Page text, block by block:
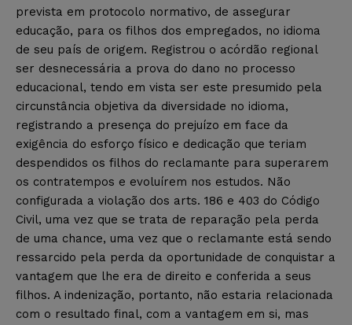
prevista em protocolo normativo, de assegurar
educação, para os filhos dos empregados, no idioma
de seu país de origem. Registrou o acórdão regional
ser desnecessária a prova do dano no processo
educacional, tendo em vista ser este presumido pela
circunstância objetiva da diversidade no idioma,
registrando a presença do prejuízo em face da
exigência do esforço físico e dedicação que teriam
despendidos os filhos do reclamante para superarem
os contratempos e evoluírem nos estudos. Não
configurada a violação dos arts. 186 e 403 do Código
Civil, uma vez que se trata de reparação pela perda
de uma chance, uma vez que o reclamante está sendo
ressarcido pela perda da oportunidade de conquistar a
vantagem que lhe era de direito e conferida a seus
filhos. A indenização, portanto, não estaria relacionada
com o resultado final, com a vantagem em si, mas